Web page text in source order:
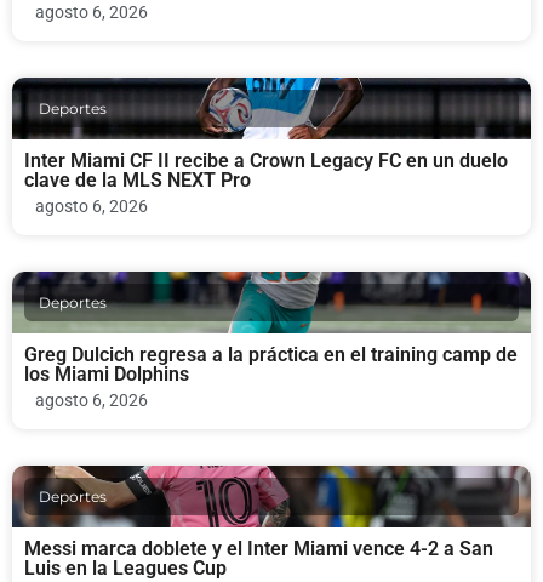
agosto 6, 2026
Deportes
Inter Miami CF II recibe a Crown Legacy FC en un duelo
clave de la MLS NEXT Pro
agosto 6, 2026
Deportes
Greg Dulcich regresa a la práctica en el training camp de
los Miami Dolphins
agosto 6, 2026
Deportes
Messi marca doblete y el Inter Miami vence 4-2 a San
Luis en la Leagues Cup